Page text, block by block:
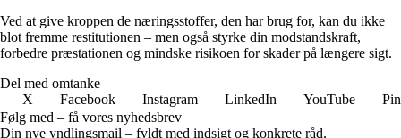
Ved at give kroppen de næringsstoffer, den har brug for, kan du ikke
blot fremme restitutionen – men også styrke din modstandskraft,
forbedre præstationen og mindske risikoen for skader på længere sigt.
Del med omtanke
X
Facebook Instagram LinkedIn YouTube
Følg med – få vores nyhedsbrev
Din nye yndlingsmail – fyldt med indsigt og konkrete råd.